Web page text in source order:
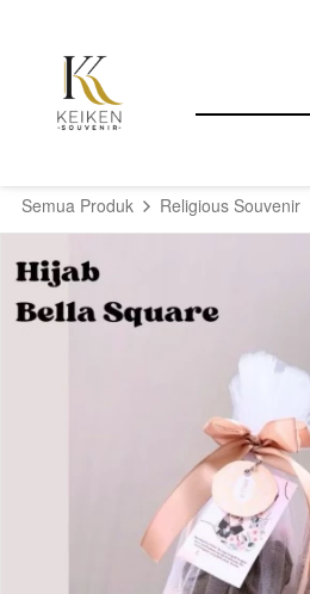
Semua Produk Religious Souvenir